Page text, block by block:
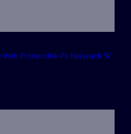
Web Przewodnik Po Kasynach W